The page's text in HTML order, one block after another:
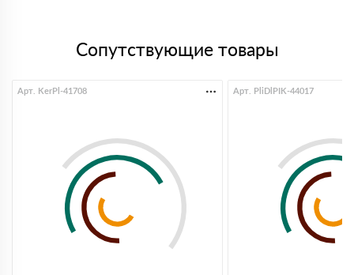
Сопутствующие товары
Арт. KerPl-41708 Арт. PliDlPIK-44017